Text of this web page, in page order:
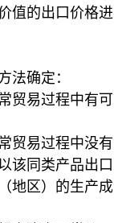
的出口价格进
确定：
贸易过程中有可
贸易过程中没有
该同类产品出口
地区）的生产成